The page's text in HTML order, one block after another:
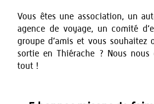
Vous êtes une association, un
agence de voyage, un comité
groupe d’amis et vous souhaitez
sortie en Thiérache ? Nous nous
tout !